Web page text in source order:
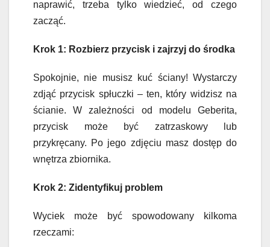
naprawić, trzeba tylko wiedzieć, od czego
zacząć.
Krok 1: Rozbierz przycisk i zajrzyj do środka
Spokojnie, nie musisz kuć ściany! Wystarczy
zdjąć przycisk spłuczki – ten, który widzisz na
ścianie. W zależności od modelu Geberita,
przycisk może być zatrzaskowy lub
przykręcany. Po jego zdjęciu masz dostęp do
wnętrza zbiornika.
Krok 2: Zidentyfikuj problem
Wyciek może być spowodowany kilkoma
rzeczami: